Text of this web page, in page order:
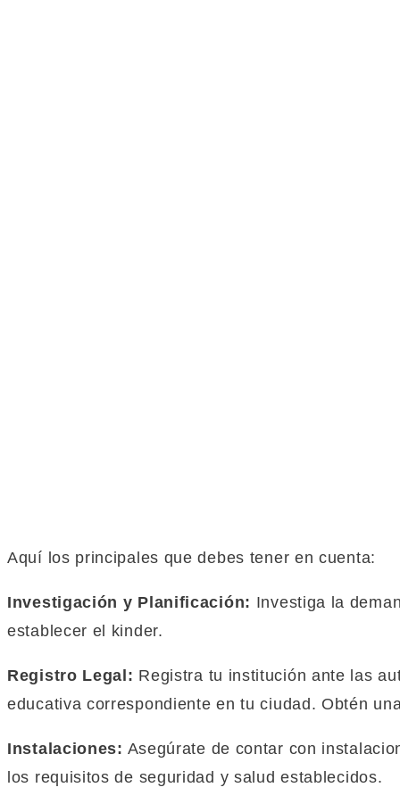
Aquí los principales que debes tener en cuenta:
Investigación y Planificación: Investiga la
establecer el kinder.
Registro Legal: Registra tu institución ante las
educativa correspondiente en tu ciudad. Obtén
Instalaciones: Asegúrate de contar con
los requisitos de seguridad y salud establecidos.